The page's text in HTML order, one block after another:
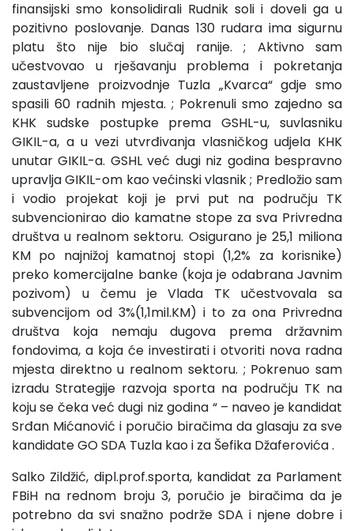
finansijski smo konsolidirali Rudnik soli i doveli ga u
pozitivno poslovanje. Danas 130 rudara ima sigurnu
platu što nije bio slučaj ranije. ; Aktivno sam
učestvovao u rješavanju problema i pokretanja
zaustavljene proizvodnje Tuzla „Kvarca“ gdje smo
spasili 60 radnih mjesta. ; Pokrenuli smo zajedno sa
KHK sudske postupke prema GSHL-u, suvlasniku
GIKIL-a, a u vezi utvrđivanja vlasničkog udjela KHK
unutar GIKIL-a. GSHL već dugi niz godina bespravno
upravlja GIKIL-om kao većinski vlasnik ; Predložio sam
i vodio projekat koji je prvi put na području TK
subvencionirao dio kamatne stope za sva Privredna
društva u realnom sektoru. Osigurano je 25,1 miliona
KM po najnižoj kamatnoj stopi (1,2% za korisnike)
preko komercijalne banke (koja je odabrana Javnim
pozivom) u čemu je Vlada TK učestvovala sa
subvencijom od 3%(1,1mil.KM) i to za ona Privredna
društva koja nemaju dugova prema državnim
fondovima, a koja će investirati i otvoriti nova radna
mjesta direktno u realnom sektoru. ; Pokrenuo sam
izradu Strategije razvoja sporta na području TK na
koju se čeka već dugi niz godina “ – naveo je kandidat
Srđan Mićanović i poručio biračima da glasaju za sve
kandidate GO SDA Tuzla kao i za Šefika Džaferovića .
Salko Zildžić, dipl.prof.sporta, kandidat za Parlament
FBiH na rednom broju 3, poručio je biračima da je
potrebno da svi snažno podrže SDA i njene dobre i